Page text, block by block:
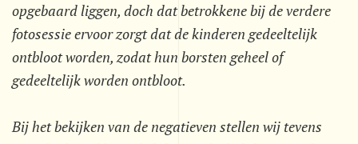
opgebaard liggen, doch dat betrokkene bij de verdere
fotosessie ervoor zorgt dat de kinderen gedeeltelijk
ontbloot worden, zodat hun borsten geheel of
gedeeltelijk worden ontbloot.
Bij het bekijken van de negatieven stellen wij tevens